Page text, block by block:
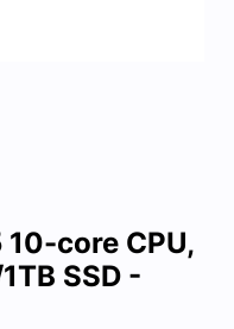
core CPU,
SSD -